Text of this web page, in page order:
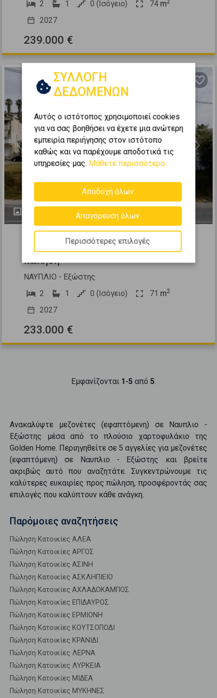
2 1 0 (Ισόγειο) 74 m2
2027
239.000 €
Previous Next
521423
Μεζονέτα Εφαπτόμενη 71τ.μ. προς
πώληση
ΝΑΥΠΛΙΟ - Εξώστης
2
1 0 (Ισόγειο) 71 m2
2027
233.000 €
Εμφανίζονται 1-5από 5.
Ανακαλύψτε μεζονέτες (εφαπτόμενη) σε Ναυπλιο -
Εξώστης μέσα από το πλούσιο χαρτοφυλάκιο της
Golden Home. Περιηγηθείτε σε 5 αγγελίες για μεζονέτες
(εφαπτόμενη) σε Ναυπλιο - Εξώστης και βρείτε
ακριβώς αυτό που αναζητάτε. Συγκεντρώνουμε τις
καλύτερες ευκαιρίες προςπώληση, προσφέροντάς σας
επιλογές που καλύπτουν κάθε ανάγκη.
Παρόμοιες αναζητήσεις
Πώληση Κατοικίες ΑΛΕΑ
Πώληση Κατοικίες ΑΡΓΟΣ
Πώληση Κατοικίες ΑΣΙΝΗ
Πώληση Κατοικίες ΑΣΚΛΗΠΙΕΙΟ
Πώληση Κατοικίες ΑΧΛΑΔΟΚΑΜΠΟΣ
Πώληση Κατοικίες ΕΠΙΔΑΥΡΟΣ
Πώληση Κατοικίες ΕΡΜΙΟΝΗ
Πώληση Κατοικίες ΚΟΥΤΣΟΠΟΔΙ
Πώληση Κατοικίες ΚΡΑΝΙΔΙ
Πώληση Κατοικίες ΛΕΡΝΑ
Πώληση Κατοικίες ΛΥΡΚΕΙΑ
Πώληση Κατοικίες ΜΙΔΕΑ
Πώληση Κατοικίες ΜΥΚΗΝΕΣ
ΣΥΛΛΟΓΗ
ΔΕΔΟΜΕΝΩΝ
Αυτός ο ιστότοπος χρησιμοποιεί cookies
για να σας βοηθήσει να έχετε μια ανώτερη
εμπειρία περιήγησης στον ιστότοπο
καθώς και να παρέχουμε αποδοτικά τις
υπηρεσίες μας. Μάθετε περισσότερα...
Αποδοχή όλων
Απαγόρευση όλων
Περισσότερες επιλογές